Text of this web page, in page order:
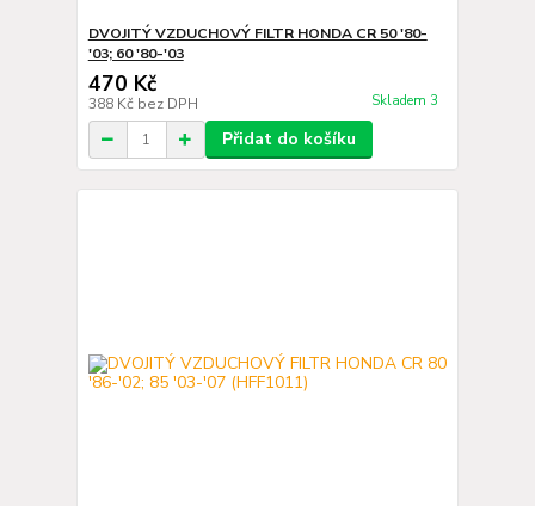
DVOJITÝ VZDUCHOVÝ FILTR HONDA CR 50 '80-
'03; 60 '80-'03
470 Kč
388 Kč bez DPH Skladem 3
Přidat do košíku